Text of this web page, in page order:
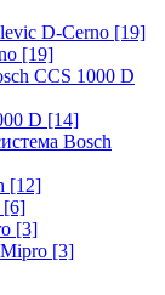
D-Cerno [19]
[19]
CCS 1000 D
D [14]
Bosch
[12]
[6]
[3]
[3]